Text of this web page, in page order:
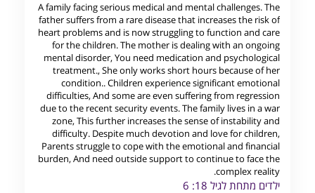
A family facing serious medical and mental challenges. The
father suffers from a rare disease that increases the risk of
heart problems and is now struggling to function and care
for the children. The mother is dealing with an ongoing
mental disorder, You need medication and psychological
treatment., She only works short hours because of her
condition.. Children experience significant emotional
difficulties, And some are even suffering from regression
due to the recent security events. The family lives in a war
zone, This further increases the sense of instability and
difficulty. Despite much devotion and love for children,
Parents struggle to cope with the emotional and financial
burden, And need outside support to continue to face the
complex reality.
ילדים מתחת לגיל 18: 6